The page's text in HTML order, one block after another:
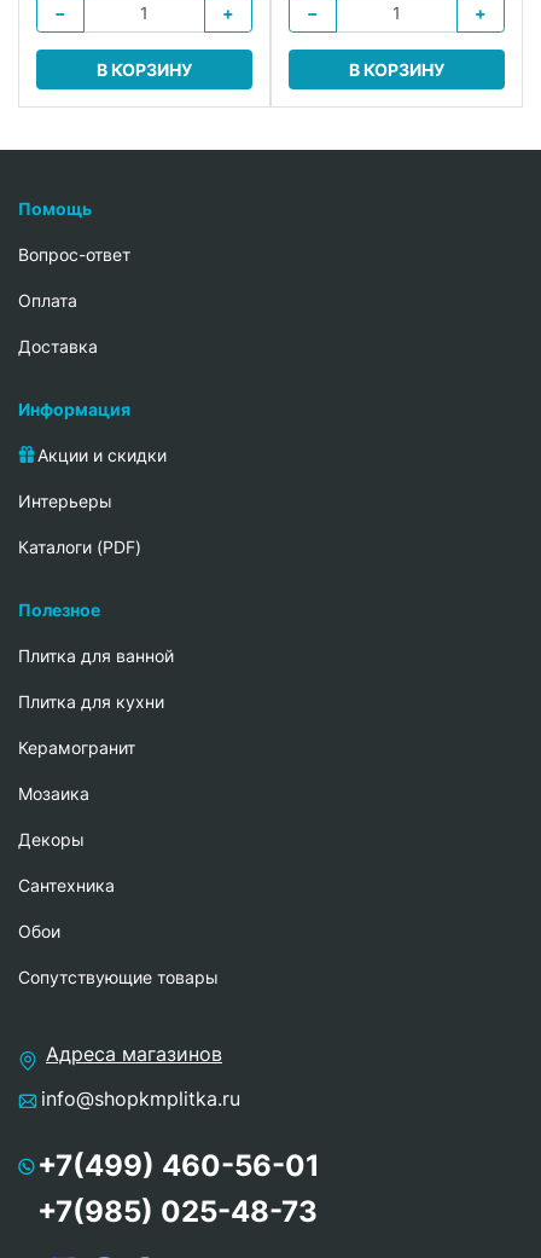
−
+
В КОРЗИНУ
−
+
В КОРЗИНУ
Помощь
Вопрос-ответ
Oплата
Доставка
Информация
Акции и скидки
Интерьеры
Каталоги (PDF)
Полезное
Плитка для ванной
Плитка для кухни
Керамогранит
Мозаика
Декоры
Сантехника
Обои
Сопутствующие товары
Адреса магазинов
info@shopkmplitka.ru
+7(499) 460-56-01
+7(985) 025-48-73